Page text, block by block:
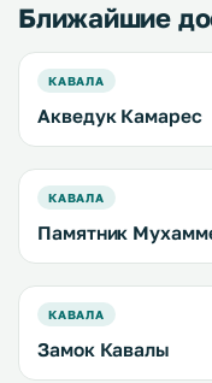
Ближайшие
КАВАЛА
Акведук Камарес
КАВАЛА
Памятник
КАВАЛА
Замок Кавалы